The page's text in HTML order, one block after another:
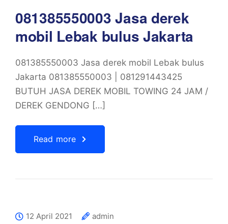
081385550003 Jasa derek
mobil Lebak bulus Jakarta
081385550003 Jasa derek mobil Lebak bulus
Jakarta 081385550003 | 081291443425
BUTUH JASA DEREK MOBIL TOWING 24 JAM /
DEREK GENDONG […]
Read more
12 April 2021
admin